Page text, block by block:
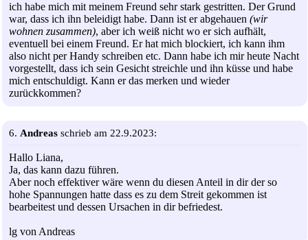
ich habe mich mit meinem Freund sehr stark gestritten. Der Grund
war, dass ich ihn beleidigt habe. Dann ist er abgehauen (wir
wohnen zusammen), aber ich weiß nicht wo er sich aufhält,
eventuell bei einem Freund. Er hat mich blockiert, ich kann ihm
also nicht per Handy schreiben etc. Dann habe ich mir heute Nacht
vorgestellt, dass ich sein Gesicht streichle und ihn küsse und habe
mich entschuldigt. Kann er das merken und wieder
zurückkommen?
6. Andreas schrieb am 22.9.2023:
Hallo Liana,
Ja, das kann dazu führen.
Aber noch effektiver wäre wenn du diesen Anteil in dir der so
hohe Spannungen hatte dass es zu dem Streit gekommen ist
bearbeitest und dessen Ursachen in dir befriedest.
lg von Andreas